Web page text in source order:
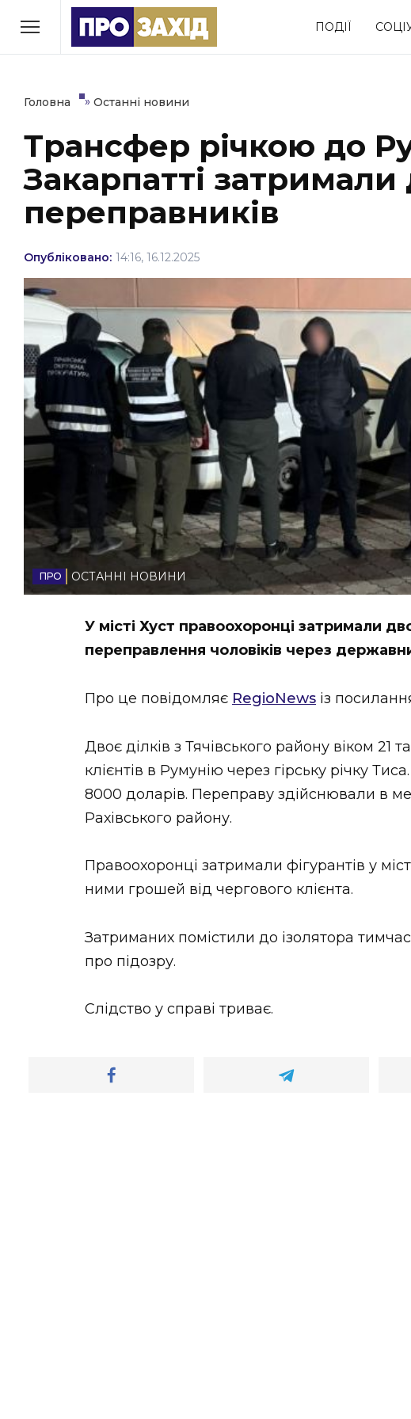
ПОДІЇ
РУБРИКИ
Економіка
Політика Соціум
Втрачений Ужгород
(відеоверсія)
ЗАКАРПАТСЬКІ НОВИНИ
НОВИНИ ЗАХІДНОЇ УКРАЇНИ
ФОТО
ВІДЕО
Головна » Останні новини
Трансфер річкою до
Закарпатті затримали
переправників
Опубліковано: 14:16, 16.12.2025
ОСТАННІ НОВИНИ
У місті Хуст правоохоронці затримали
переправлення чоловіків через
Про це повідомляє RegioNews із
Двоє ділків з Тячівського району віком 21
клієнтів в Румунію через гірську річку
8000 доларів. Переправу здійснювали в
Рахівського району.
Правоохоронці затримали фігурантів у
ними грошей від чергового клієнта.
Затриманих помістили до ізолятора
про підозру.
Слідство у справі триває.